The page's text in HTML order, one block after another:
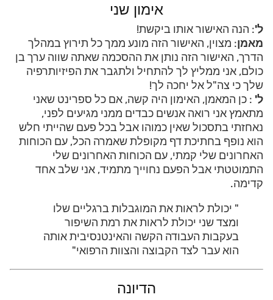
אימון שני
ל': הנה האישור אותו ביקשת!
מאמן: מצוין, האישור הזה מונע ממך כל תירוץ במהלך
הדרך, האישור הזה נותן את ההסכמה שאתה שווה ערך בן
כולם, אני ממליץ לך להתחיל ולתגבר את הפיזיותרפיה
שלך כי צה"ל אל יחכה לך!
ל' : כן המאמן, האימון היה קשה, אם כל ספרינט שאני
מתאמץ אני רואה אנשים כבדים ממני מגיעים לפני,
נאחזתי בתסכול שאין כמוהו אבל בכל פעם שהייתי חלש
הוא נופף בחתיכת דף מקופלת שאמרה הכל, עם הכוחות
האחרונים שלי קמתי, עם הכוחות האחרונים שלי
התמוטטתי אבל הפעם נחוייך מתמיד, אני שלב אחד
קדימה.
" יכולת לראות את המוגבלות ברגליים שלו
ומצד שני יכולת לראות את רמת השיפור
בעקבות העבודה הקשה והאינטנסיבית אותה
הוא עבר לצד הקבוצה והצוות הרפואי"
הדיונה